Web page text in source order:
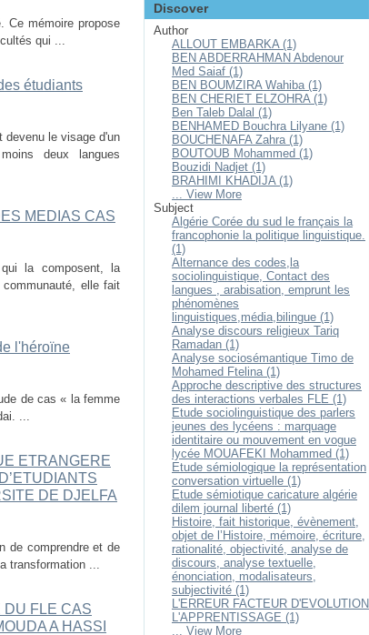
Ce mémoire propose
qui ...
étudiants
devenu le visage d'un
deux langues
MEDIAS CAS
la composent, la
elle fait
l'héroïne
de cas « la femme
...
ETRANGERE
DE DJELFA
de comprendre et de
transformation ...
DU FLE CAS
A HASSI
Discover
Author
ALLOUT EMBARKA (1)
BEN ABDERRAHMAN Abdenour
Med Saiaf (1)
BEN BOUMZIRA Wahiba (1)
BEN CHERIET ELZOHRA (1)
Ben Taleb Dalal (1)
BENHAMED Bouchra Lilyane (1)
BOUCHENAFA Zahra (1)
BOUTOUB Mohammed (1)
Bouzidi Nadjet (1)
BRAHIMI KHADIJA (1)
... View More
Subject
Algérie Corée du sud le français la
francophonie la politique linguistique.
(1)
Alternance des codes,la
sociolinguistique, Contact des
langues , arabisation, emprunt les
phénomènes
linguistiques,média,bilingue (1)
Analyse discours religieux Tariq
Ramadan (1)
Analyse sociosémantique Timo de
Mohamed Ftelina (1)
Approche descriptive des structures
des interactions verbales FLE (1)
Etude sociolinguistique des parlers
jeunes des lycéens : marquage
identitaire ou mouvement en vogue
lycée MOUAFEKI Mohammed (1)
Etude sémiologique la représentation
conversation virtuelle (1)
Etude sémiotique caricature algérie
dilem journal liberté (1)
Histoire, fait historique, évènement,
objet de l’Histoire, mémoire, écriture,
rationalité, objectivité, analyse de
discours, analyse textuelle,
énonciation, modalisateurs,
subjectivité (1)
L'ERREUR FACTEUR D'EVOLUTION
L'APPRENTISSAGE (1)
... View More